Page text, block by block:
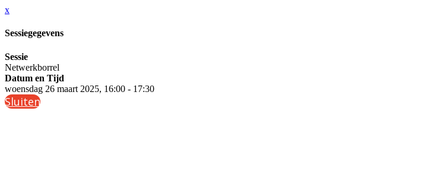
x
Sessiegegevens
Sessie
Netwerkborrel
Datum en Tijd
woensdag 26 maart 2025, 16:00 - 17:30
Sluiten